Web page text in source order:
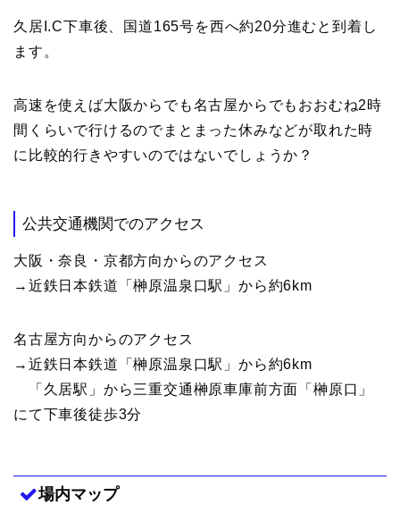
久居I.C下車後、国道165号を西へ約20分進むと到着し
ます。
高速を使えば大阪からでも名古屋からでもおおむね2時
間くらいで行けるのでまとまった休みなどが取れた時
に比較的行きやすいのではないでしょうか？
公共交通機関でのアクセス
大阪・奈良・京都方向からのアクセス
→近鉄日本鉄道「榊原温泉口駅」から約6km
名古屋方向からのアクセス
→近鉄日本鉄道「榊原温泉口駅」から約6km
「久居駅」から三重交通榊原車庫前方面「榊原口」
にて下車後徒歩3分
場内マップ